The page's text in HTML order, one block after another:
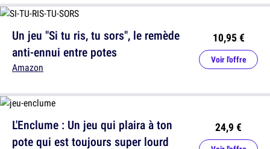
L'Enclume : Un jeu qui plaira à ton
pote qui est toujours super lourd
24,9 €
Un jeu "Si tu ris, tu sors", le remède
anti-ennui entre potes
Amazon
10,95 €
Voir l'offre